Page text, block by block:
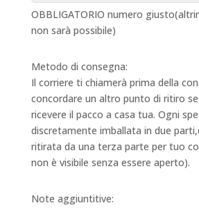
OBBLIGATORIO numero
non sarà possibile)
Metodo di consegna:
Il corriere ti chiamerà prima della
concordare un altro punto di ritiro
ricevere il pacco a casa tua. Ogni
discretamente imballata in due
ritirata da una terza parte per tuo
non è visibile senza essere aperto).
Note aggiuntitive: